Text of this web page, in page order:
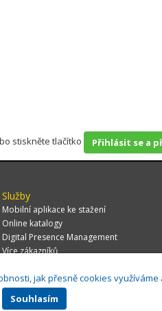
stiskněte tlačítko Přihlásit se a
Služby
Mobilní aplikace ke stažení
Online katalogy
Digital Presence Management
Více zákazníků
10, tel.: +420 771 270 421, verze
jak přesně cookies
Souhlasím